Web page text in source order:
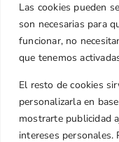
Las cookies pueden
son necesarias para
funcionar, no
que tenemos
El resto de cookies
personalizarla en
mostrarte publicidad
intereses personales.